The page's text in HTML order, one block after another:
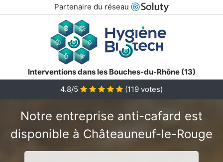
Partenaire du réseau
Interventions dans les Bouches-du-Rhône (13)
4.8/5
(119 votes)
Notre entreprise anti-cafard est
disponible à Châteauneuf-le-Rouge